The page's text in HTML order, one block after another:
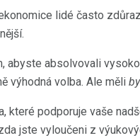
lidé často
abyste absolvovali
výhodná volba. Ale měli
které podporuje vaše
jste vyloučeni z